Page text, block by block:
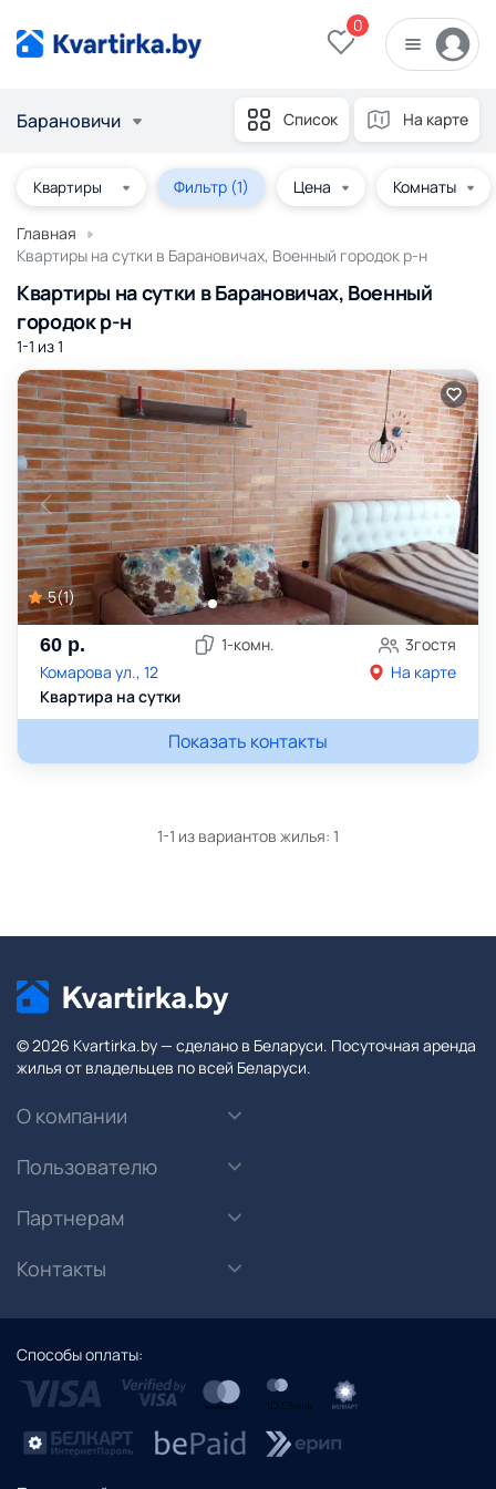
0
Барановичи Список На карте
Фильтр (1) Цена Комнаты
Главная
Квартиры на сутки в Барановичах, Военный городок р-н
Квартиры на сутки в Барановичах, Военный
городок р-н
1-1 из1
5(1)
60 р. 1-комн. 3гостя
Комарова ул., 12
На карте
Квартира на сутки
Показать контакты
1-1 из вариантов жилья: 1
© 2026 Kvartirka.by — сделано в Беларуси. Посуточная аренда
жилья от владельцев по всей Беларуси.
О компании
Пользователю
Партнерам
Контакты
Способы оплаты: